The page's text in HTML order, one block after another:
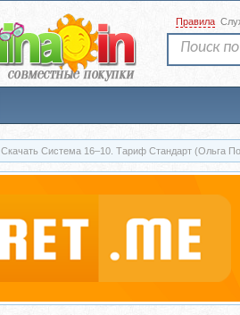
Правила
Скачать Система 16–10. Тариф Стандарт (Ольга